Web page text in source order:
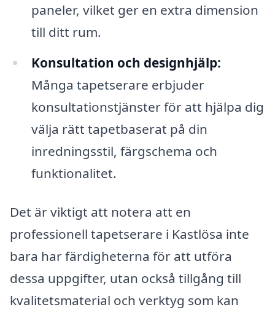
paneler, vilket ger en extra dimension
till ditt rum.
Konsultation och designhjälp:
Många tapetserare erbjuder
konsultationstjänster för att hjälpa dig
välja rätt tapetbaserat på din
inredningsstil, färgschema och
funktionalitet.
Det är viktigt att notera att en
professionell tapetserare i Kastlösa inte
bara har färdigheterna för att utföra
dessa uppgifter, utan också tillgång till
kvalitetsmaterial och verktyg som kan